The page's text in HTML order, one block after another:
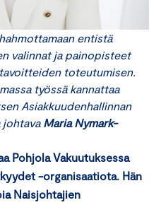
entistä
valinnat ja painopisteet
toteutumisen.
työssä kannattaa
Asiakkuudenhallinnan
johtava Maria Nymark-
Pohjola Vakuutuksessa
-organisaatiota. Hän
Naisjohtajien